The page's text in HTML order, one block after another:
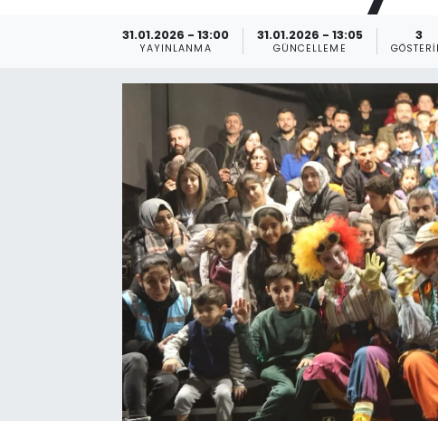
31.01.2026 - 13:00
YAYINLANMA
31.01.2026 - 13:05
GÜNCELLEME
3